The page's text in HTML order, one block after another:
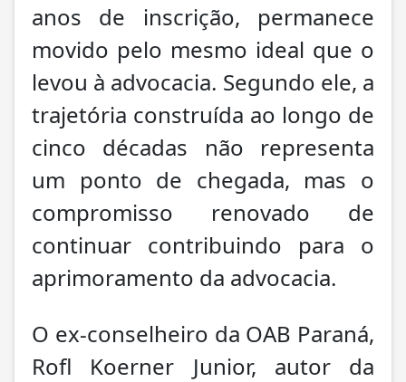
anos de inscrição, permanece
movido pelo mesmo ideal que o
levou à advocacia. Segundo ele, a
trajetória construída ao longo de
cinco décadas não representa
um ponto de chegada, mas o
compromisso renovado de
continuar contribuindo para o
aprimoramento da advocacia.
O ex-conselheiro da OAB Paraná,
Rofl Koerner Junior, autor da